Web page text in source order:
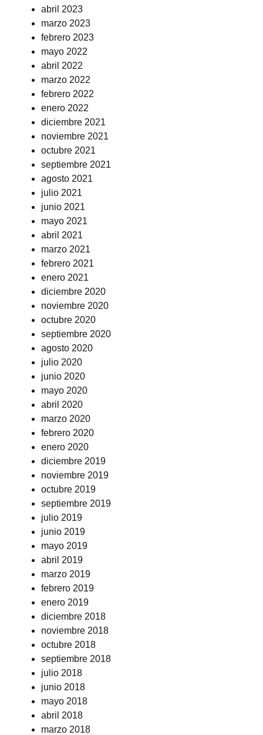
abril 2023
marzo 2023
febrero 2023
mayo 2022
abril 2022
marzo 2022
febrero 2022
enero 2022
diciembre 2021
noviembre 2021
octubre 2021
septiembre 2021
agosto 2021
julio 2021
junio 2021
mayo 2021
abril 2021
marzo 2021
febrero 2021
enero 2021
diciembre 2020
noviembre 2020
octubre 2020
septiembre 2020
agosto 2020
julio 2020
junio 2020
mayo 2020
abril 2020
marzo 2020
febrero 2020
enero 2020
diciembre 2019
noviembre 2019
octubre 2019
septiembre 2019
julio 2019
junio 2019
mayo 2019
abril 2019
marzo 2019
febrero 2019
enero 2019
diciembre 2018
noviembre 2018
octubre 2018
septiembre 2018
julio 2018
junio 2018
mayo 2018
abril 2018
marzo 2018